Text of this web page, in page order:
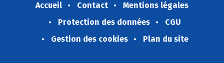
Accueil Contact
Mentions légales
Protection des données
CGU
Gestion des cookies
Plan du site